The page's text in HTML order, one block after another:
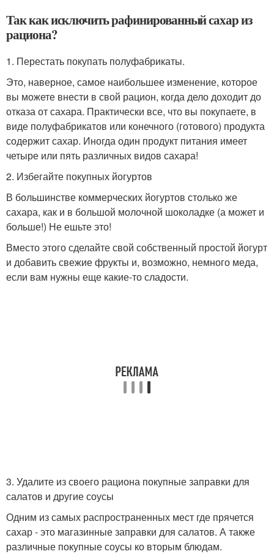
Так как исключить рафинированный сахар из
рациона?
1. Перестать покупать полуфабрикаты.
Это, наверное, самое наибольшее изменение, которое
вы можете внести в свой рацион, когда дело доходит до
отказа от сахара. Практически все, что вы покупаете, в
виде полуфабрикатов или конечного (готового) продукта
содержит сахар. Иногда один продукт питания имеет
четыре или пять различных видов сахара!
2. Избегайте покупных йогуртов
В большинстве коммерческих йогуртов столько же
сахара, как и в большой молочной шоколадке (а может и
больше!) Не ешьте это!
Вместо этого сделайте свой собственный простой йогурт
и добавить свежие фрукты и, возможно, немного меда,
если вам нужны еще какие-то сладости.
3. Удалите из своего рациона покупные заправки для
салатов и другие соусы
Одним из самых распространенных мест где прячется
сахар - это магазинные заправки для салатов. А также
различные покупные соусы ко вторым блюдам.